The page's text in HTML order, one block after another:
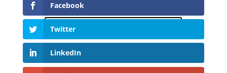
Tee omat kotisivut ilmaiseksi
Facebook
Twitter
LinkedIn